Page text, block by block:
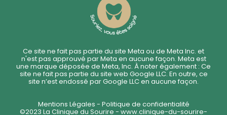
Ce site ne fait pas partie du site Meta ou de Meta Inc. et
n'est pas approuvé par Meta en aucune façon. Meta est
une marque déposée de Meta, Inc. À noter également : Ce
site ne fait pas partie du site web Google LLC. En outre, ce
site n’est endossé par Google LLC en aucune façon.
Mentions Légales - Politique de confidentialité
©2023 La Clinique du Sourire - www.clinique-du-sourire-